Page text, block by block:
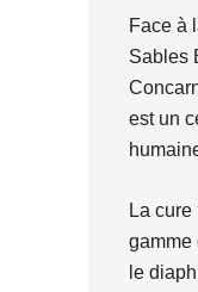
Face à
Sables
est un
La
gamme
le